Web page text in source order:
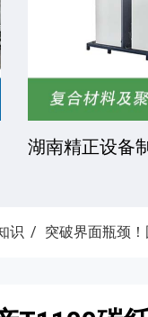
科达机械设备有
识 突破界面瓶颈